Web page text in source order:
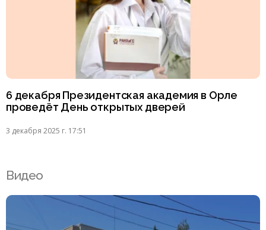
6 декабря Президентская академия в Орле
проведёт День открытых дверей
3 декабря 2025 г. 17:51
Видео